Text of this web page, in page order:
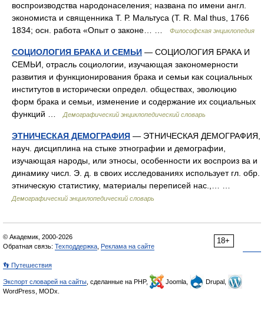
воспроизводства народонаселения; названа по имени англ.
экономиста и священника Т. Р. Мальтуса (Т. R. Mal thus, 1766
1834; осн. работа «Опыт о законе… …
Философская энциклопедия
СОЦИОЛOГИЯ БРАКА И СЕМЬИ — СОЦИОЛOГИЯ БРАКА И
СЕМЬИ, отрасль социологии, изучающая закономерности
развития и функционирования брака и семьи как социальных
институтов в исторически определ. обществах, эволюцию
форм брака и семьи, изменение и содержание их социальных
функций …
Демографический энциклопедический словарь
ЭТНИЧЕСКАЯ ДЕМОГРАФИЯ — ЭТНИЧЕСКАЯ ДЕМОГРАФИЯ,
науч. дисциплина на стыке этнографии и демографии,
изучающая народы, или этносы, особенности их воспроиз ва и
динамику числ. Э. д. в своих исследованиях использует гл. обр.
этническую статистику, материалы переписей нас.,… …
Демографический энциклопедический словарь
18+
© Академик, 2000-2026
Обратная связь: Техподдержка Реклама на сайте
👣 Путешествия
Экспорт словарей на сайты , сделанные на PHP, Joomla,
Drupal,
WordPress, MODx.